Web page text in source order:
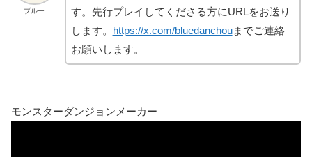
ブルー
す。先行プレイしてくださる方にURLをお送り
します。 https://x.com/bluedanchouまでご連絡
お願いします。
モンスターダンジョンメーカー